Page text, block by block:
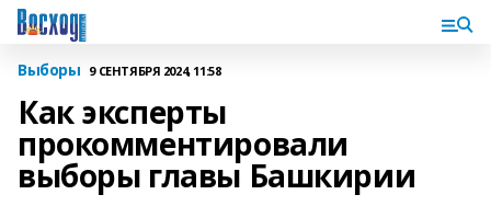
Выборы 9 СЕНТЯБРЯ 2024, 11:58
Как эксперты
прокомментировали
выборы главы Башкирии